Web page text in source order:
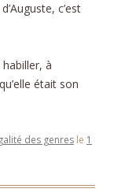
d’Auguste, c’est
à
était son
des genres le 1